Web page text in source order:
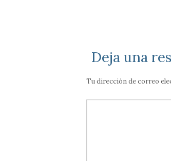
Deja una
Tu dirección de correo